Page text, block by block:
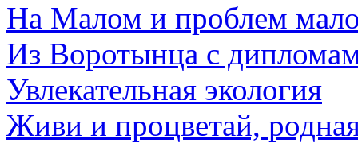
На Малом и проблем
Из Воротынца с
Увлекательная экология
Живи и процветай,